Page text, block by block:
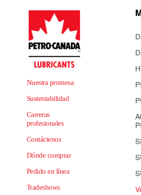
Nuestra promesa
Sustentabilidad
Carreras
profesionales
Contáctenos
Dónde comprar
Pedido en línea
Tradeshows